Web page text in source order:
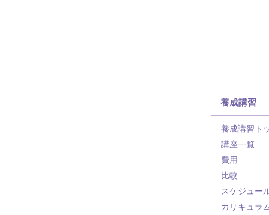
養成講習
養成講習ト
講座一覧
費用
比較
スケジュー
カリキュラ